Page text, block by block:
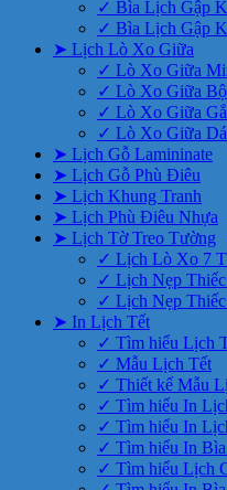
✓ Bìa Lịch Gập
✓ Bìa Lịch Gập
➤ Lịch Lò Xo Giữa
✓ Lò Xo Giữa
✓ Lò Xo Giữa
✓ Lò Xo Giữa
✓ Lò Xo Giữa
➤ Lịch Gỗ Lamininate
➤ Lịch Gỗ Phù Điêu
➤ Lịch Khung Tranh
➤ Lịch Phù Điêu Nhựa
➤ Lịch Tờ Treo Tường
✓ Lịch Lò Xo 7
✓ Lịch Nẹp
✓ Lịch Nẹp
➤ In Lịch Tết
✓ Tìm hiểu Lịch
✓ Mẫu Lịch Tết
✓ Thiết kế Mẫu
✓ Tìm hiểu In
✓ Tìm hiểu In
✓ Tìm hiểu In
✓ Tìm hiểu Lịch